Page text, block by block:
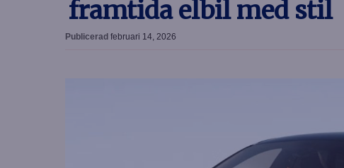
framtida elbil med stil
Publicerad februari 14, 2026